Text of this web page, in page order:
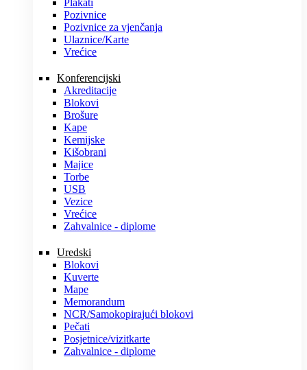
Plakati
Pozivnice
Pozivnice za vjenčanja
Ulaznice/Karte
Vrećice
Konferencijski
Akreditacije
Blokovi
Brošure
Kape
Kemijske
Kišobrani
Majice
Torbe
USB
Vezice
Vrećice
Zahvalnice - diplome
Uredski
Blokovi
Kuverte
Mape
Memorandum
NCR/Samokopirajući blokovi
Pečati
Posjetnice/vizitkarte
Zahvalnice - diplome